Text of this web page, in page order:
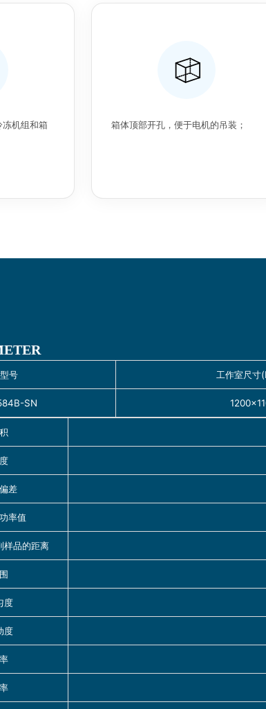
冻机组和箱
箱体顶部开孔，便于电机的吊装；
号 工作室尺
SN
差
率值
样品的距离
度
度